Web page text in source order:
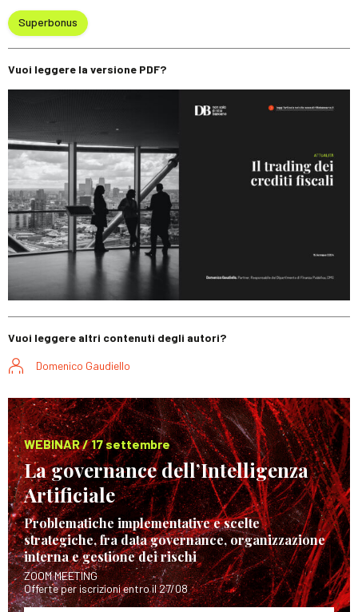
Superbonus
Vuoi leggere la versione PDF?
Vuoi leggere altri contenuti degli autori?
Domenico Gaudiello
WEBINAR / 17 settembre
La governance dell’Intelligenza
Artificiale
Problematiche implementative e scelte
strategiche, fra data governance, organizzazione
interna e gestione dei rischi
ZOOM MEETING
Offerte per iscrizioni entro il 27/08